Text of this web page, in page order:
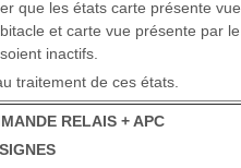
que les états carte présente
et carte vue présente par le
inactifs.
traitement de ces états.
RELAIS + APC